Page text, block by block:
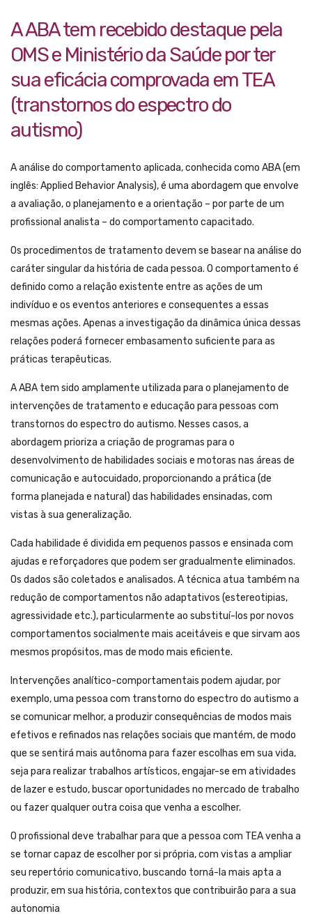
A ABA tem recebido destaque pela
OMS e Ministério da Saúde por ter
sua eficácia comprovada em TEA
(transtornos do espectro do
autismo)
A análise do comportamento aplicada, conhecida como ABA (em
inglês: Applied Behavior Analysis), é uma abordagem que envolve
a avaliação, o planejamento e a orientação – por parte de um
profissional analista – do comportamento capacitado.
Os procedimentos de tratamento devem se basear na análise do
caráter singular da história de cada pessoa. O comportamento é
definido como a relação existente entre as ações de um
indivíduo e os eventos anteriores e consequentes a essas
mesmas ações. Apenas a investigação da dinâmica única dessas
relações poderá fornecer embasamento suficiente para as
práticas terapêuticas.
A ABA tem sido amplamente utilizada para o planejamento de
intervenções de tratamento e educação para pessoas com
transtornos do espectro do autismo. Nesses casos, a
abordagem prioriza a criação de programas para o
desenvolvimento de habilidades sociais e motoras nas áreas de
comunicação e autocuidado, proporcionando a prática (de
forma planejada e natural) das habilidades ensinadas, com
vistas à sua generalização.
Cada habilidade é dividida em pequenos passos e ensinada com
ajudas e reforçadores que podem ser gradualmente eliminados.
Os dados são coletados e analisados. A técnica atua também na
redução de comportamentos não adaptativos (estereotipias,
agressividade etc.), particularmente ao substituí-los por novos
comportamentos socialmente mais aceitáveis e que sirvam aos
mesmos propósitos, mas de modo mais eficiente.
Intervenções analítico-comportamentais podem ajudar, por
exemplo, uma pessoa com transtorno do espectro do autismo a
se comunicar melhor, a produzir consequências de modos mais
efetivos e refinados nas relações sociais que mantém, de modo
que se sentirá mais autônoma para fazer escolhas em sua vida,
seja para realizar trabalhos artísticos, engajar-se em atividades
de lazer e estudo, buscar oportunidades no mercado de trabalho
ou fazer qualquer outra coisa que venha a escolher.
O profissional deve trabalhar para que a pessoa com TEA venha a
se tornar capaz de escolher por si própria, com vistas a ampliar
seu repertório comunicativo, buscando torná-la mais apta a
produzir, em sua história, contextos que contribuirão para a sua
autonomia